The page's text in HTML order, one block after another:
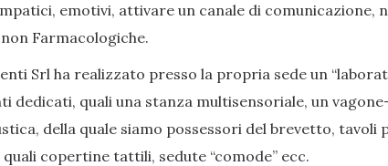
emotivi, attivare un canale di comunicazione,
Farmacologiche.
Srl ha realizzato presso la propria sede un
dedicati, quali una stanza multisensoriale, un
della quale siamo possessori del brevetto,
copertine tattili, sedute “comode” ecc.